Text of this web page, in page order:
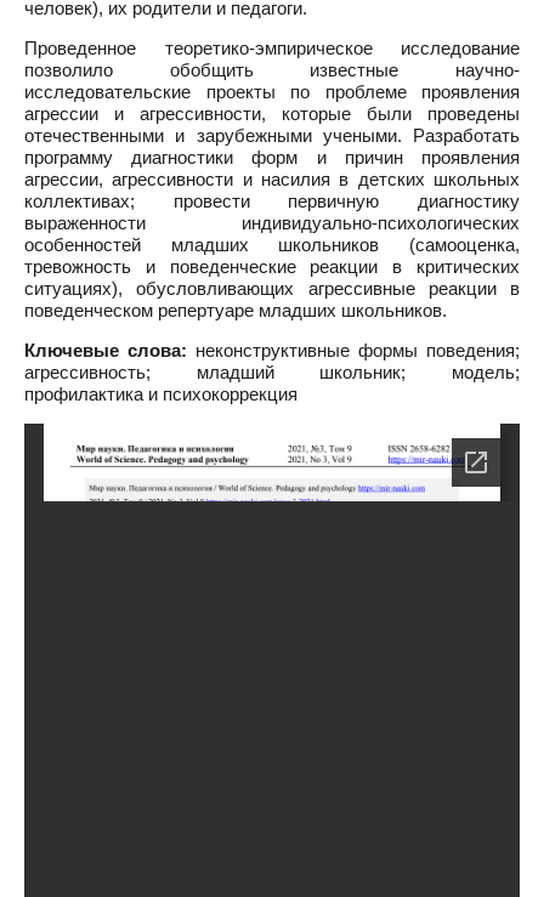
человек), их родители и педагоги.
Проведенное теоретико-эмпирическое исследование
позволило обобщить известные научно-
исследовательские проекты по проблеме проявления
агрессии и агрессивности, которые были проведены
отечественными и зарубежными учеными. Разработать
программу диагностики форм и причин проявления
агрессии, агрессивности и насилия в детских школьных
коллективах; провести первичную диагностику
выраженности индивидуально-психологических
особенностей младших школьников (самооценка,
тревожность и поведенческие реакции в критических
ситуациях), обусловливающих агрессивные реакции в
поведенческом репертуаре младших школьников.
Ключевые слова: неконструктивные формы поведения;
агрессивность; младший школьник; модель;
профилактика и психокоррекция